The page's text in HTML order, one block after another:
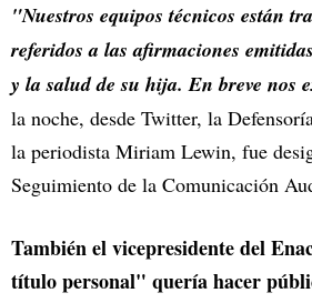
"Nuestros equipos técnicos están
referidos a las afirmaciones
y la salud de su hija. En breve nos
la noche, desde Twitter, la
la periodista Miriam Lewin, fue
Seguimiento de la Comunicación
También el vicepresidente del
título personal" quería hacer